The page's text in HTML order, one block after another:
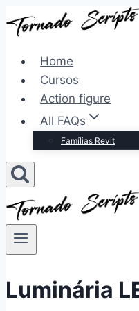
Pular
para
Conteúdo
Home
Cursos
Action figure
All FAQs
Famílias Revit
Luminária